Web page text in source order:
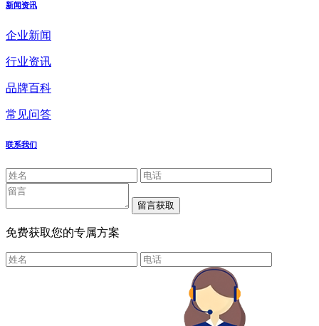
新闻资讯
企业新闻
行业资讯
品牌百科
常见问答
联系我们
免费获取您的专属方案